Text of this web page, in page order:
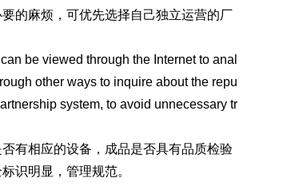
的麻烦，可优先选择自己独立运营的厂
be viewed through the Internet to anal
other ways to inquire about the repu
system, to avoid unnecessary tr
有相应的设备，成品是否具有品质检验
识明显，管理规范。